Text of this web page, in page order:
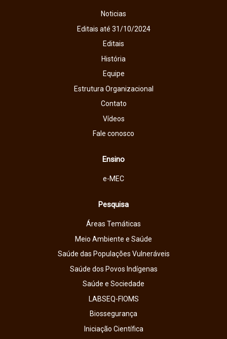
Noticias
Editais até 31/10/2024
Editais
História
Equipe
Estrutura Organizacional
Contato
Vídeos
Fale conosco
Ensino
e-MEC
Pesquisa
Áreas Temáticas
Meio Ambiente e Saúde
Saúde das Populações Vulneráveis
Saúde dos Povos Indígenas
Saúde e Sociedade
LABSEQ-FIOMS
Biossegurança
Iniciação Científica